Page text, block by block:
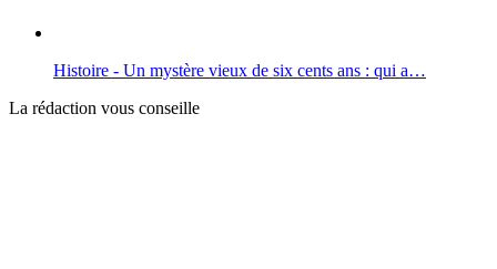
Histoire - Un mystère vieux de six cents ans : qui a…
La rédaction vous conseille